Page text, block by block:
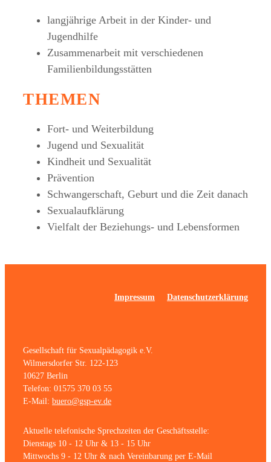
langjährige Arbeit in der Kinder- und
Jugendhilfe
Zusammenarbeit mit verschiedenen
Familienbildungsstätten
THEMEN
Fort- und Weiterbildung
Jugend und Sexualität
Kindheit und Sexualität
Prävention
Schwangerschaft, Geburt und die Zeit danach
Sexualaufklärung
Vielfalt der Beziehungs- und Lebensformen
Impressum Datenschutzerklärung
Gesellschaft für Sexualpädagogik e.V.
Wilmersdorfer Str. 122-123
10627 Berlin
Telefon: 01575 370 03 55
E-Mail: buero@gsp-ev.de
Aktuelle telefonische Sprechzeiten der Geschäftsstelle:
Dienstags 10 - 12 Uhr & 13 - 15 Uhr
Mittwochs 9 - 12 Uhr & nach Vereinbarung per E-Mail